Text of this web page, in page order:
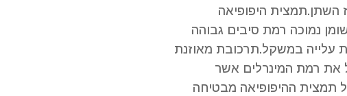
השתן.תמצית היפופיאה
נמוכה רמת סיבים גבוהה
עלייה במשקל.תרכובת מאוזנת
את רמת המינרלים אשר
ההיפופיאה מבטיחה